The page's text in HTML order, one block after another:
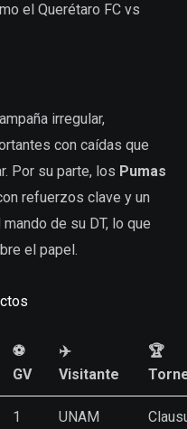
el Querétaro FC vs
irregular,
con caídas que
Por su parte, los Pumas
refuerzos clave y un
de su DT, lo que
el papel.
⚽
GV
✈️
Visitante
🏆
1
UNAM